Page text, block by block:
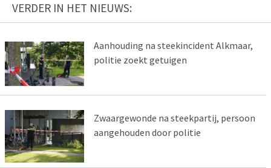
VERDER IN HET NIEUWS:
Aanhouding na steekincident Alkmaar,
politie zoekt getuigen
Zwaargewonde na steekpartij, persoon
aangehouden door politie